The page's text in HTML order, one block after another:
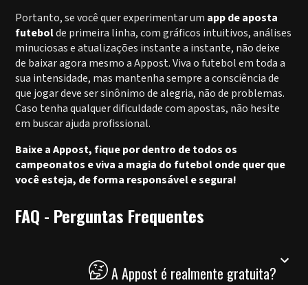
Portanto, se você quer experimentar um app de aposta
futebolde primeira linha, com gráficos intuitivos, análises
minuciosas e atualizações instante a instante, não deixe
de baixar agora mesmo a Appost. Viva o futebol em toda a
sua intensidade, mas mantenha sempre a consciência de
que jogar deve ser sinônimo de alegria, não de problemas.
Caso tenha qualquer dificuldade com apostas, não hesite
em buscar ajuda profissional.
Baixe a Appost, fique por dentro de todos os
campeonatos e viva a magia do futebol onde quer que
você esteja, de forma responsável e segura!
FAQ - Perguntas Frequentes
A Appost é realmente gratuita?